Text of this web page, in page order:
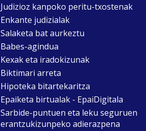
Judizioz kanpoko peritu-txostenak
Enkante judizialak
Salaketa bat aurkeztu
Babes-agindua
Kexak eta iradokizunak
Biktimari arreta
Hipoteka bitartekaritza
Epaiketa birtualak - EpaiDigitala
Sarbide-puntuen eta leku seguruen
erantzukizunpeko adierazpena